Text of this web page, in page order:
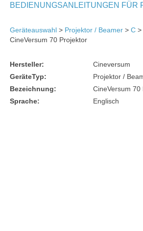
BEDIENUNGSANLEITUNGEN FÜR
Geräteauswahl > Projektor / Beamer > C >
CineVersum 70 Projektor
Hersteller:
Cineversum
GeräteTyp:
Projektor /
Bezeichnung:
CineVersum 70
Sprache:
Englisch